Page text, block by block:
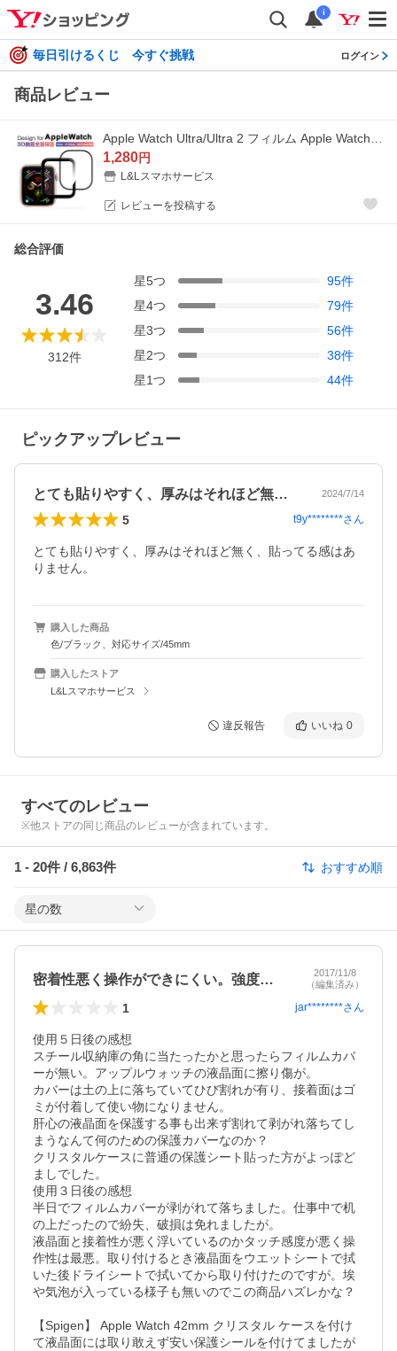
i
毎日引けるくじ 今すぐ挑戦 ログイン
商品レビュー
1,280円
L&Lスマホサービス
レビューを投稿する
総合評価
3.46
312件
星5つ 95件
星4つ 79件
星3つ 56件
星2つ 38件
星1つ 44件
ピックアップレビュー
とても貼りやすく、厚みはそれほど無く、… 2024/7/14
5 t9y********さん
とても貼りやすく、厚みはそれほど無く、貼ってる感はあ
りません。
購入した商品
色/ブラック、対応サイズ/45mm
購入したストア
L&Lスマホサービス
違反報告 いいね 0
すべてのレビュー
※他ストアの同じ商品のレビューが含まれています。
1 - 20件 / 6,863件 おすすめ順
星の数
密着性悪く操作ができにくい。強度無し
2017/11/8
（編集済み）
1 jar********さん
使用５日後の感想
スチール収納庫の角に当たったかと思ったらフィルムカバ
ーが無い。アップルウォッチの液晶面に擦り傷が。
カバーは土の上に落ちていてひび割れが有り、接着面はゴ
ミが付着して使い物になりません。
肝心の液晶面を保護する事も出来ず割れて剥がれ落ちてし
まうなんて何のための保護カバーなのか？
クリスタルケースに普通の保護シート貼った方がよっぽど
ましでした。
使用３日後の感想
半日でフィルムカバーが剥がれて落ちました。仕事中で机
の上だったので紛失、破損は免れましたが。
液晶面と接着性が悪く浮いているのかタッチ感度が悪く操
作性は最悪。取り付けるとき液晶面をウエットシートで拭
いた後ドライシートで拭いてから取り付けたのですが。埃
や気泡が入っている様子も無いのでこの商品ハズレかな？
【Spigen】 Apple Watch 42mm クリスタル ケースを付け
て液晶面には取り敢えず安い保護シールを付けてましたが